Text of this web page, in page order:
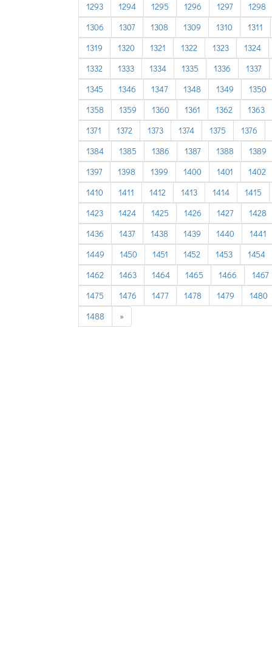
1293
1294 1295 1296 1297
1298
1306
1307 1308 1309 1310
1311
1319
1320 1321 1322 1323
1324
1332
1333 1334 1335 1336
1337
1345
1346 1347 1348 1349
1350
1358
1359 1360 1361 1362
1363
1371
1372 1373 1374 1375
1376
1384
1385 1386 1387 1388
1389
1397
1398 1399 1400 1401
1402
1410
1411 1412 1413 1414
1415
1423
1424 1425 1426 1427
1428
1436
1437 1438 1439 1440
1441
1449
1450 1451 1452 1453
1454
1462
1463 1464 1465 1466
1467
1475
1476 1477 1478 1479
1480
1488
»next